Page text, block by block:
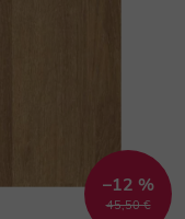
45,50 €
–12 %